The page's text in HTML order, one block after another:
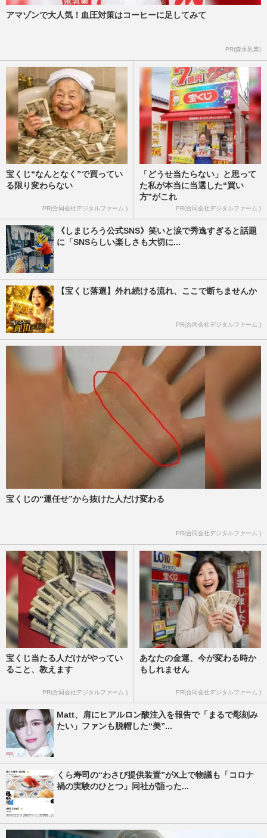
アマゾンで大人気！血圧対策はコーヒーに足してみて
PR(森永乳業)
宝くじ“なんとなく”で買ってい
る限り変わらない
PR(合同会社デジタルファーム )
「どうせ当たらない」と思って
た私が本当に当選した“買い
方”がこれ
PR(合同会社デジタルファーム )
《しまじろう公式SNS》笑いと涙で秀逸すぎると話題
に「SNSらしい楽しさも大切に...
【宝くじ落選】外れ続ける流れ、ここで断ちませんか
PR(合同会社デジタルファーム )
宝くじの“運任せ”から抜けた人だけ変わる
PR(合同会社デジタルファーム )
宝くじ当たる人だけがやってい
ること、教えます
PR(合同会社デジタルファーム )
あなたの金運、今が変わる時か
もしれません
PR(合同会社デジタルファーム )
Matt、肩にヒアルロン酸注入を報告で「まるで彫刻み
たい」ファンも脱帽した“美”...
くら寿司の“わさび提供装置”がX上で物議も「コロナ
禍の実験のひとつ」同社が語った...